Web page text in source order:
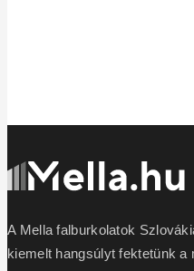
A Mella falburkolatok
kiemelt hangsúlyt fektetünk